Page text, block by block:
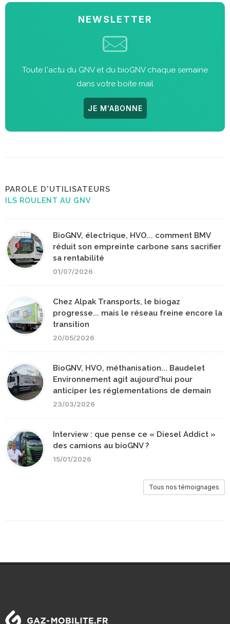
NEWSLETTER
Toute l'actu du GNV et du bioGNV chaque semaine
dans votre boite mail
JE M'ABONNE
PAROLE D'UTILISATEURS
ILS ROULENT AU GNV
BioGNV, électrique, HVO... comment BMV
réduit son empreinte carbone sans sacrifier
sa rentabilité
01/07/2026
Chez Alpak Transports, le biogaz
progresse... mais le réseau freine encore la
transition
20/05/2026
BioGNV, HVO, méthanisation... Baudelet
Environnement agit aujourd'hui pour
anticiper les réglementations de demain
23/03/2026
Interview : que pense ce « Diesel Addict »
des camions au bioGNV ?
15/01/2026
Tous nos témoignages